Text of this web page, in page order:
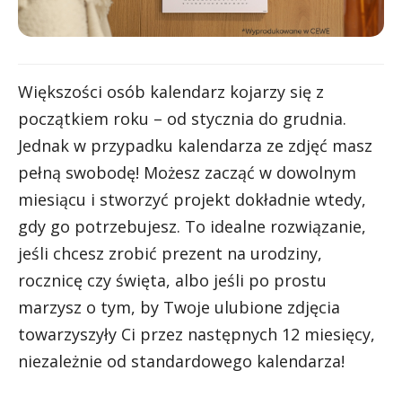
Większości osób kalendarz kojarzy się z
początkiem roku – od stycznia do grudnia.
Jednak w przypadku kalendarza ze zdjęć masz
pełną swobodę! Możesz zacząć w dowolnym
miesiącu i stworzyć projekt dokładnie wtedy,
gdy go potrzebujesz. To idealne rozwiązanie,
jeśli chcesz zrobić prezent na urodziny,
rocznicę czy święta, albo jeśli po prostu
marzysz o tym, by Twoje ulubione zdjęcia
towarzyszyły Ci przez następnych 12 miesięcy,
niezależnie od standardowego kalendarza!